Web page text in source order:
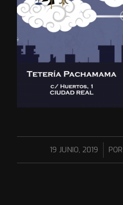
19 JUNIO, 2019
/ POR